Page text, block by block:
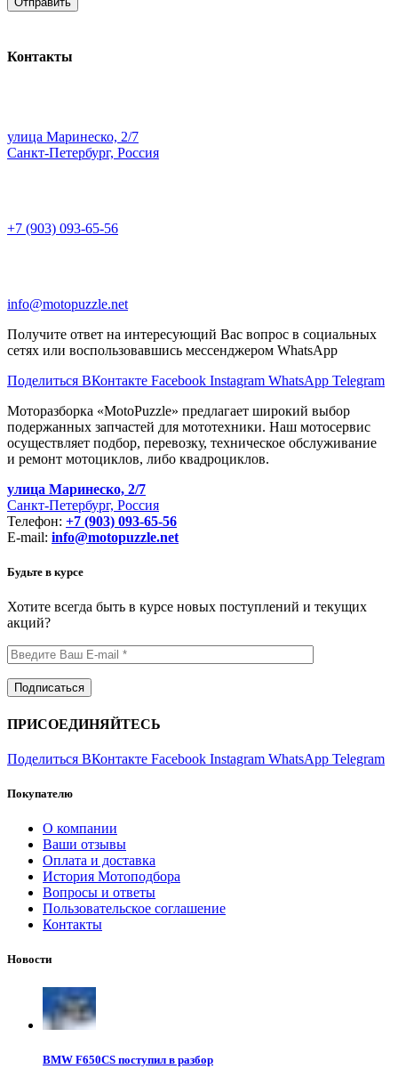
Контакты
улица Маринеско, 2/7
Санкт-Петербург, Россия
+7 (903) 093-65-56
info@motopuzzle.net
Получите ответ на интересующий Вас вопрос в социальных
сетях или воспользовавшись мессенджером WhatsApp
Поделиться ВКонтакте Facebook Instagram WhatsApp Telegram
Моторазборка «MotoPuzzle» предлагает широкий выбор
подержанных запчастей для мототехники. Наш мотосервис
осуществляет подбор, перевозку, техническое обслуживание
и ремонт мотоциклов, либо квадроциклов.
улица Маринеско, 2/7
Санкт-Петербург, Россия
Телефон: +7 (903) 093-65-56
E-mail: info@motopuzzle.net
Будьте в курсе
Хотите всегда быть в курсе новых поступлений и текущих
акций?
ПРИСОЕДИНЯЙТЕСЬ
Поделиться ВКонтакте Facebook Instagram WhatsApp Telegram
Покупателю
О компании
Ваши отзывы
Оплата и доставка
История Мотоподбора
Вопросы и ответы
Пользовательское соглашение
Контакты
Новости
BMW F650CS поступил в разбор